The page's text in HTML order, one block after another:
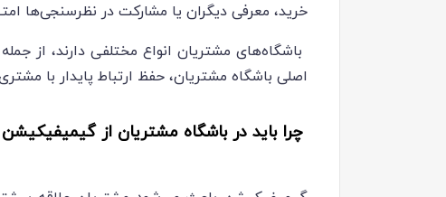
خرید، معرفی دیگران یا مشارکت در نظرسنجی‌ها
اصلی باشگاه مشتریان، حفظ ارتباط پایدار با
چرا باید در باشگاه مشتریان از